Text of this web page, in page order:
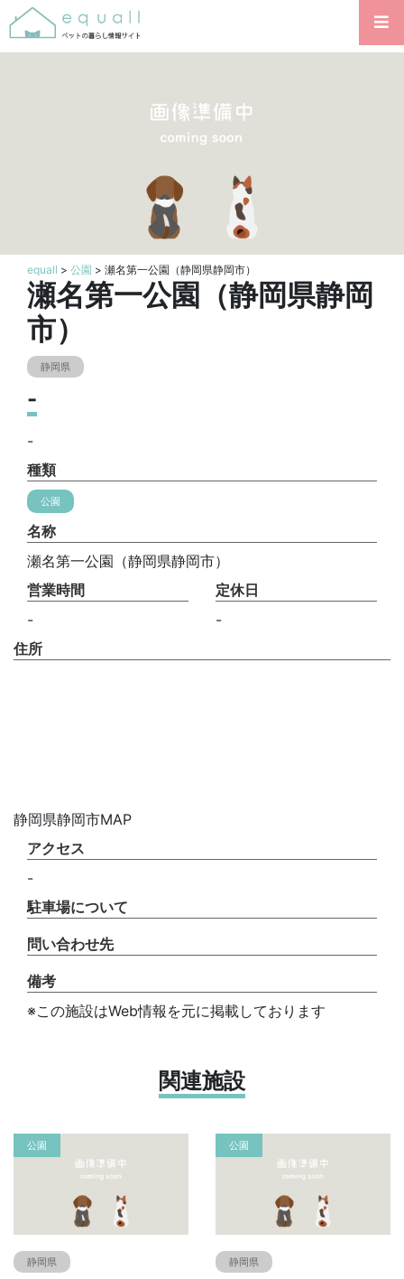
equall > 公園 > 瀬名第一公園（静岡県静岡市）
瀬名第一公園（静岡県静岡
市）
静岡県
-
-
種類
公園
名称
瀬名第一公園（静岡県静岡市）
営業時間
-
定休日
-
住所
静岡県静岡市MAP
アクセス
-
駐車場について
問い合わせ先
備考
※この施設はWeb情報を元に掲載しております
関連施設
公園
静岡県
公園
静岡県